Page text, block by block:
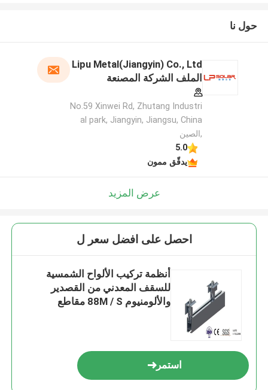
حول نا
Lipu Metal(Jiangyin) Co., Ltd
الملف الشركة المصنعة
No.59 Xinwei Rd, Zhutang Industri
al park, Jiangyin, Jiangsu, China
,الصين
5.0
يدقّق ممون
عرض المزيد
احصل على افضل سعر ل
أنظمة تركيب الألواح الشمسية
للسقف المعدني من القصدير
والألومنيوم 88M / S مقاطع
استمر